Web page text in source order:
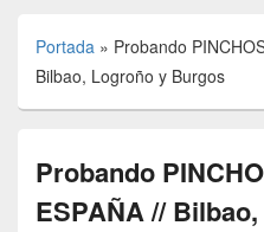
Portada » Probando
Bilbao, Logroño y Burgos
Probando
ESPAÑA //